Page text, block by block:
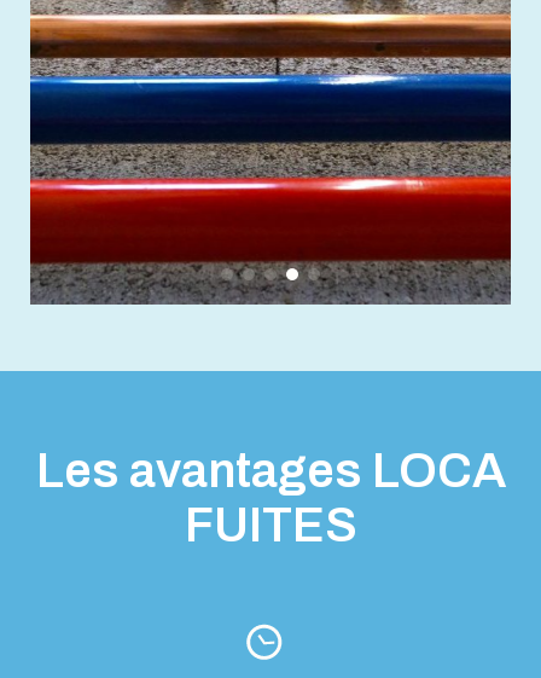
Les avantages LOCA
FUITES